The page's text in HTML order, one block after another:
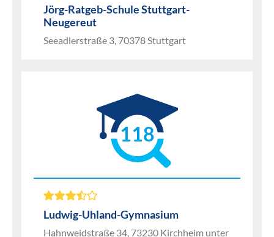
Jörg-Ratgeb-Schule Stuttgart-
Neugereut
Seeadlerstraße 3, 70378 Stuttgart
118
Ludwig-Uhland-Gymnasium
Hahnweidstraße 34, 73230 Kirchheim unter